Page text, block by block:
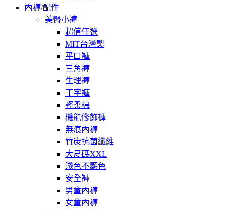
內褲/配件
美臀小褲
超值任選
MIT台灣製
平口褲
三角褲
生理褲
丁字褲
輕柔棉
機能修飾褲
無痕內褲
竹炭抗菌纖維
大尺碼XXL
淺色不顯色
安全褲
男童內褲
女童內褲